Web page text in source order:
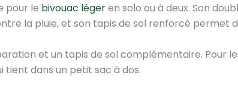
pour le bivouac légeren solo ou à deux. Son
la pluie, et son tapis de sol renforcé permet
et un tapis de sol complémentaire. Pour
tient dans un petit sac à dos.